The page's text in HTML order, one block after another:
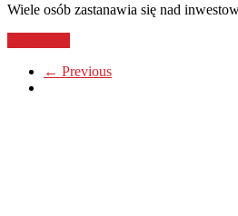
Wiele osób zastanawia się nad
← Previous